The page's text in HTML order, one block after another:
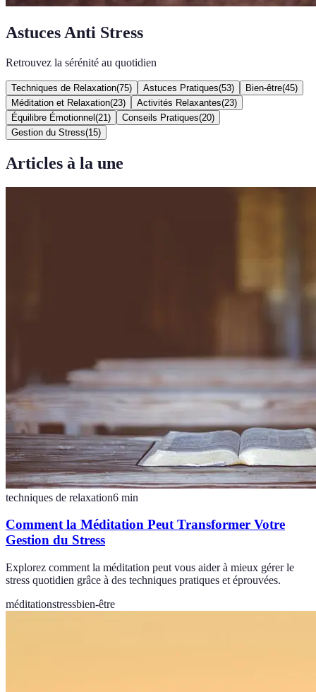
Astuces Anti Stress
Retrouvez la sérénité au quotidien
Techniques de Relaxation(75) Astuces Pratiques(53) Bien-être(45)
Méditation et Relaxation(23) Activités Relaxantes(23)
Équilibre Émotionnel (21 ) Conseils Pratiques(20)
Gestion du Stress(15)
Articles à la une
techniques de relaxation6 min
Comment la Méditation Peut Transformer Votre
Gestion du Stress
Explorez comment la méditation peut vous aider à mieux gérer le
stress quotidien grâce à des techniques pratiques et éprouvées.
méditationstressbien-être